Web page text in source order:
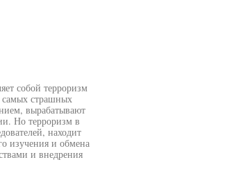
собой терроризм
самых страшных
вырабатывают
Но терроризм в
находит
изучения и обмена
и внедрения